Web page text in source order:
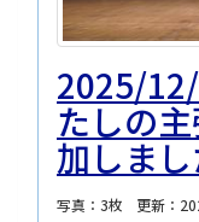
2025/
たしの
加しまし
写真：3枚 更新：